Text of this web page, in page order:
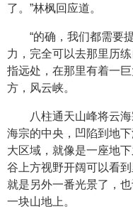
了。”林枫回应道。
“的确，我们都需要
力，完全可以去那里历
指远处，在那里有着一
方，风云峡。
八柱通天山峰将云
海宗的中央，凹陷到地
大区域，就像是一座地
谷上方视野开阔可以看
就是另外一番光景了，
一块山地上。